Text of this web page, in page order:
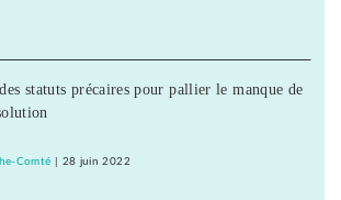
statuts précaires pour pallier le manque de
Comté 28 juin 2022